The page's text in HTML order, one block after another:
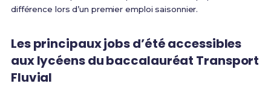
différence lors d’un premier emploi saisonnier.
Les principaux jobs d’été accessibles
aux lycéens du baccalauréat Transport
Fluvial